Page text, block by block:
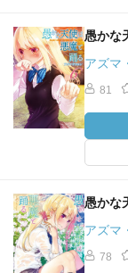
愚かな
アズマ
81
愚かな
アズマ
78